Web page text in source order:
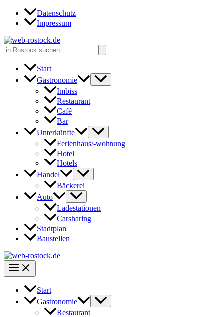
Zum
Inhalt
Datenschutz
Impressum
Search
for:
Start
Gastronomie
Imbiss
Restaurant
Café
Bar
Unterkünfte
Ferienhaus/-wohnung
Hotel
Hotels
Handel
Bäckerei
Auto
Ladestationen
Carsharing
Stadtplan
Baustellen
Start
Gastronomie
Restaurant